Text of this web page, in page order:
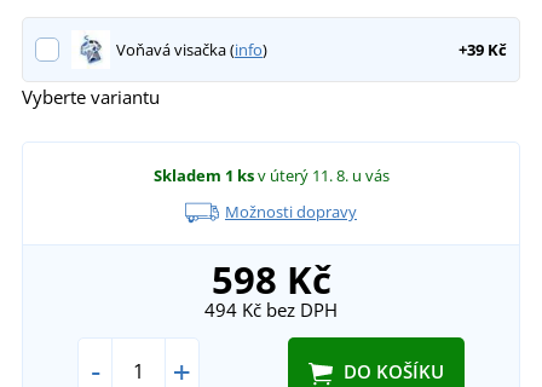
Voňavá visačka (info) +39 Kč
Vyberte variantu
Skladem 1 ksv úterý 11. 8. u vás
Možnosti dopravy
598 Kč
494 Kč bez DPH
- + DO KOŠÍKU